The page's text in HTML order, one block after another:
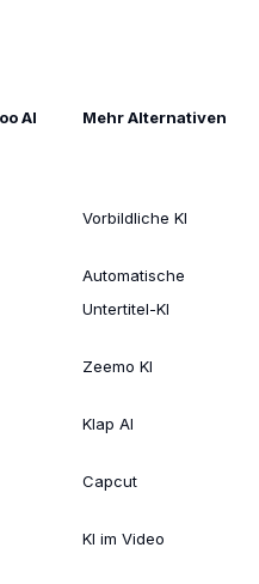
AI Mehr Alternativen
Vorbildliche KI
Automatische
Untertitel-KI
Zeemo KI
Klap AI
Capcut
KI im Video